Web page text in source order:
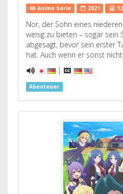
Anime Serie 2021
Nor, der Sohn eines
wenig zu bieten – sogar sein
abgesagt, bevor sein erster
hat. Auch wenn er sonst
|
Abenteuer